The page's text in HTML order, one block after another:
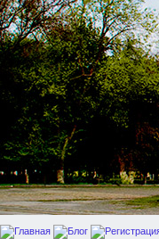
Главная Блог